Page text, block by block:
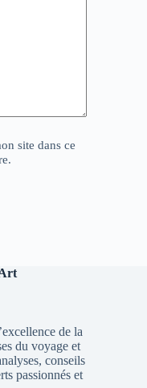
site dans ce
de la
du voyage et
conseils
passionnés et